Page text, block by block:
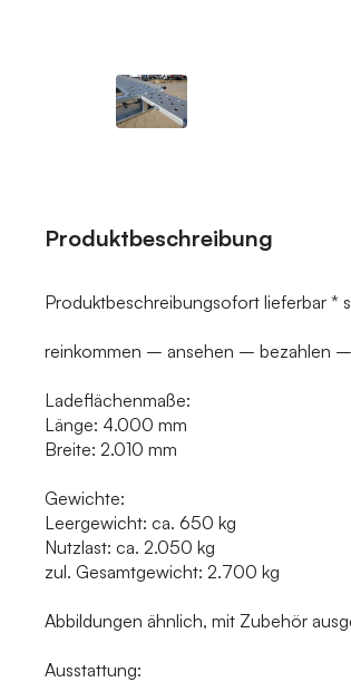
Produktbeschreibung
Produktbeschreibungsofort lieferbar *
reinkommen – ansehen – bezahlen
Ladeflächenmaße:
Länge: 4.000 mm
Breite: 2.010 mm
Gewichte:
Leergewicht: ca. 650 kg
Nutzlast: ca. 2.050 kg
zul. Gesamtgewicht: 2.700 kg
Abbildungen ähnlich, mit Zubehör
Ausstattung: